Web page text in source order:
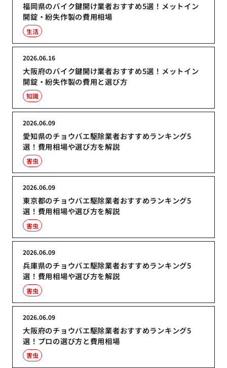
福岡県のバイク鍵開け業者おすすめ5選！メットイン
開錠・紛失作製の費用相場
生活
大阪府のバイク鍵開け業者おすすめ5選！メットイン
開錠・紛失作製の費用と選び方
2026.06.16
知識
愛知県のチョウバエ駆除業者おすすめランキング5
選！費用相場や選び方を解説
2026.06.09
害虫
東京都のチョウバエ駆除業者おすすめランキング5
選！費用相場や選び方を解説
2026.06.09
害虫
兵庫県のチョウバエ駆除業者おすすめランキング5
選！費用相場や選び方を解説
2026.06.09
害虫
大阪府のチョウバエ駆除業者おすすめランキング5
選！プロの選び方と費用相場
2026.06.09
害虫